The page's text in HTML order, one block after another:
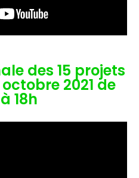
des 15 projets
2021 de
18h